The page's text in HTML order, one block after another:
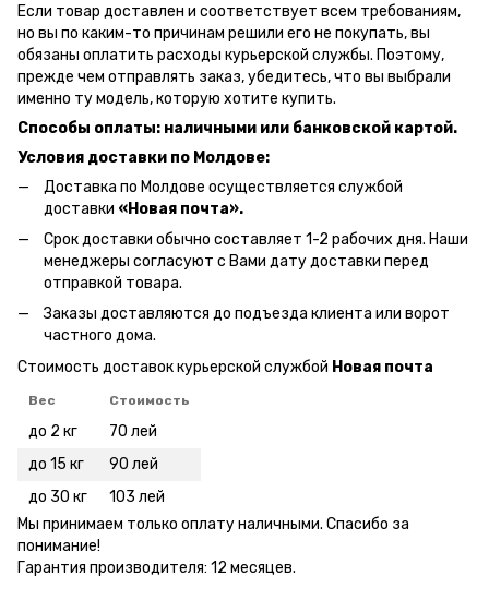
Если товар доставлен и соответствует всем требованиям,
но вы по каким-то причинам решили его не покупать, вы
обязаны оплатить расходы курьерской службы. Поэтому,
прежде чем отправлять заказ, убедитесь, что вы выбрали
именно ту модель, которую хотите купить.
Способы оплаты: наличными или банковской картой.
Условия доставки по Молдове:
Доставка по Молдове осуществляется службой
доставки «Новая почта».
Срок доставки обычно составляет 1-2 рабочих дня. Наши
менеджеры согласуют с Вами дату доставки перед
отправкой товара.
Заказы доставляются до подъезда клиента или ворот
частного дома.
Стоимость доставок курьерской службой Новая почта
Вес Стоимость
до 2 кг
70 лей
до 15 кг
90 лей
до 30 кг
103 лей
Мы принимаем только оплату наличными. Спасибо за
понимание!
Гарантия производителя: 12 месяцев.